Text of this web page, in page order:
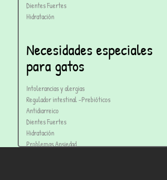
Dientes Fuertes
Hidratación
Necesidades especiales
para gatos
Intolerancias y alergias
Regulador intestinal -Prebióticos
Antidiarreico
Dientes Fuertes
Hidratación
Problemas Ansiedad